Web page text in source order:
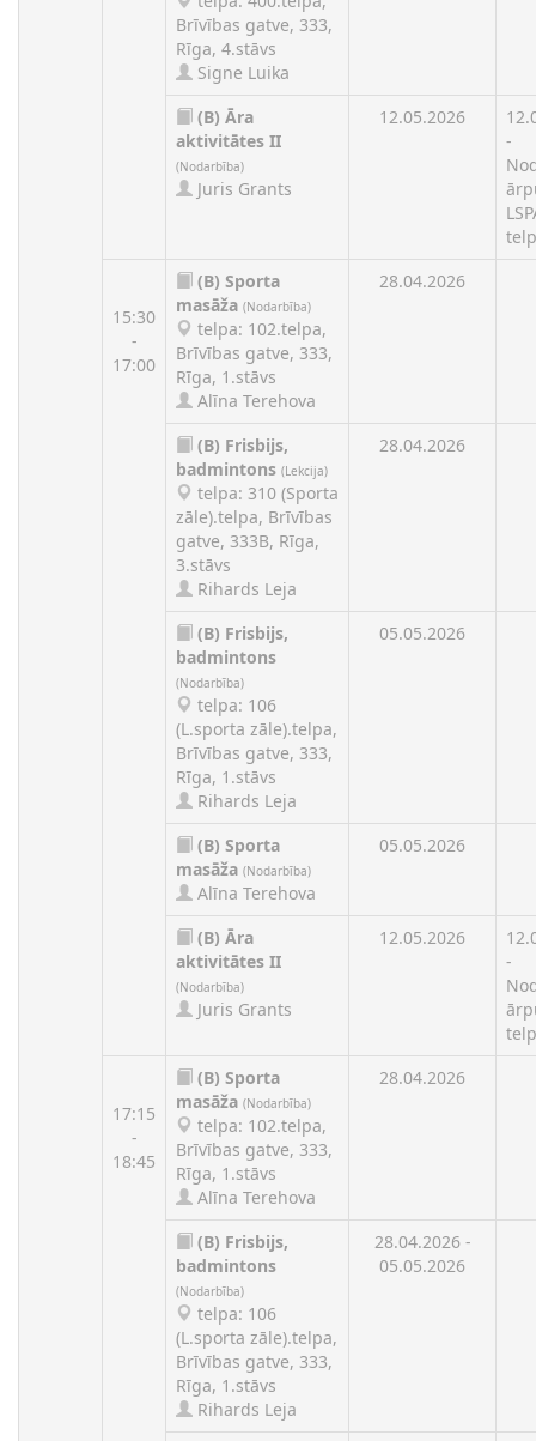
Brīvības gatve, 333,
Rīga, 4.stāvs
Signe Luika
(B) Āra
aktivitātes II
(Nodarbība)
Juris Grants
12.05.2026
-
15:30
-
17:00
(B) Sporta
masāža (Nodarbība)
telpa: 102.telpa,
Brīvības gatve, 333,
Rīga, 1.stāvs
Alīna Terehova
28.04.2026
(B) Frisbijs,
badmintons (Lekcija)
telpa: 310 (Sporta
zāle).telpa, Brīvības
gatve, 333B, Rīga,
3.stāvs
Rihards Leja
28.04.2026
(B) Frisbijs,
badmintons
(Nodarbība)
telpa: 106
(L.sporta zāle).telpa,
Brīvības gatve, 333,
Rīga, 1.stāvs
Rihards Leja
05.05.2026
(B) Sporta
masāža (Nodarbība)
Alīna Terehova
05.05.2026
(B) Āra
aktivitātes II
(Nodarbība)
Juris Grants
12.05.2026
-
17:15
-
18:45
(B) Sporta
masāža (Nodarbība)
telpa: 102.telpa,
Brīvības gatve, 333,
Rīga, 1.stāvs
Alīna Terehova
28.04.2026
(B) Frisbijs,
badmintons
(Nodarbība)
telpa: 106
(L.sporta zāle).telpa,
Brīvības gatve, 333,
Rīga, 1.stāvs
Rihards Leja
28.04.2026 -
05.05.2026